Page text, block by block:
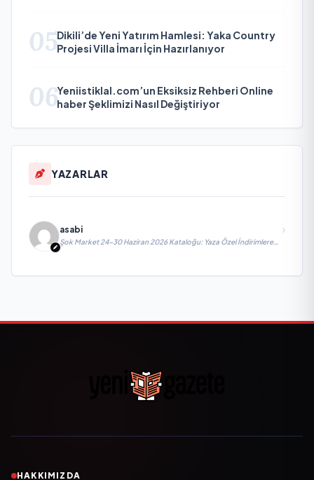
05Dikili’de Yeni Yatırım Hamlesi: Yaka Country
Projesi Villa İmarı İçin Hazırlanıyor
06Yeniistiklal.com’un Eksiksiz Rehberi Online
haber Şeklimizi Nasıl Değiştiriyor
YAZARLAR
asabi
Şok Market 24-30 Haziran 2026 Kataloğu: Yaza Özel İndirimlere
Hazır Mısınız?
HAKKIMIZDA